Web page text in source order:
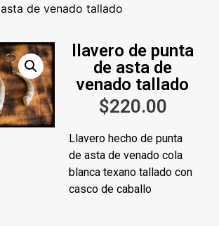
asta de venado tallado
llavero de punta
de asta de
venado tallado
$220.00
Llavero hecho de punta
de asta de venado cola
blanca texano tallado con
casco de caballo